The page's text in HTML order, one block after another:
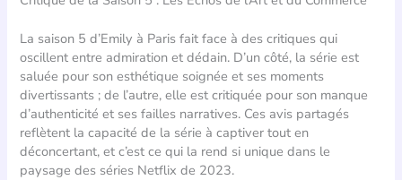
La saison 5 d’Emily à Paris fait face à des critiques qui
oscillent entre admiration et dédain. D’un côté, la série est
saluée pour son esthétique soignée et ses moments
divertissants ; de l’autre, elle est critiquée pour son manque
d’authenticité et ses failles narratives. Ces avis partagés
reflètent la capacité de la série à captiver tout en
déconcertant, et c’est ce qui la rend si unique dans le
paysage des séries Netflix de 2023.